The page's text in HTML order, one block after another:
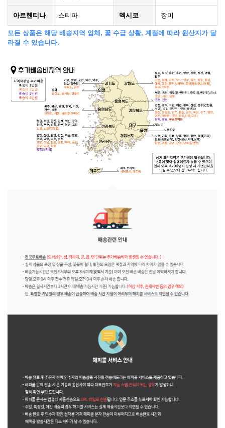
아르헨티나 스티파 멕시코 장미
모든 상품은 해당 배송지역 업체, 꽃 수급 상황, 계절에 따라 원산지가 달
라질 수 있습니다.